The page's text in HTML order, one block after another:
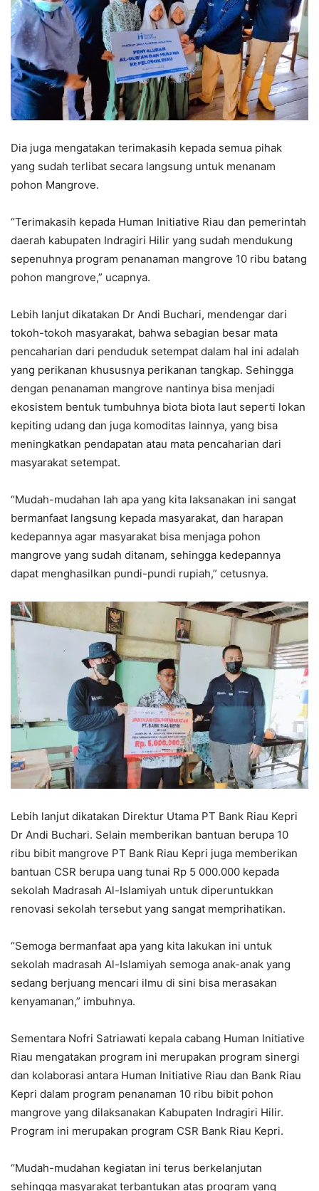
Dia juga mengatakan terimakasih kepada semua pihak
yang sudah terlibat secara langsung untuk menanam
pohon Mangrove.
“Terimakasih kepada Human Initiative Riau dan pemerintah
daerah kabupaten Indragiri Hilir yang sudah mendukung
sepenuhnya program penanaman mangrove 10 ribu batang
pohon mangrove,” ucapnya.
Lebih lanjut dikatakan Dr Andi Buchari, mendengar dari
tokoh-tokoh masyarakat, bahwa sebagian besar mata
pencaharian dari penduduk setempat dalam hal ini adalah
yang perikanan khususnya perikanan tangkap. Sehingga
dengan penanaman mangrove nantinya bisa menjadi
ekosistem bentuk tumbuhnya biota biota laut seperti lokan
kepiting udang dan juga komoditas lainnya, yang bisa
meningkatkan pendapatan atau mata pencaharian dari
masyarakat setempat.
“Mudah-mudahan lah apa yang kita laksanakan ini sangat
bermanfaat langsung kepada masyarakat, dan harapan
kedepannya agar masyarakat bisa menjaga pohon
mangrove yang sudah ditanam, sehingga kedepannya
dapat menghasilkan pundi-pundi rupiah,” cetusnya.
Lebih lanjut dikatakan Direktur Utama PT Bank Riau Kepri
Dr Andi Buchari. Selain memberikan bantuan berupa 10
ribu bibit mangrove PT Bank Riau Kepri juga memberikan
bantuan CSR berupa uang tunai Rp 5 000.000 kepada
sekolah Madrasah Al-Islamiyah untuk diperuntukkan
renovasi sekolah tersebut yang sangat memprihatikan.
“Semoga bermanfaat apa yang kita lakukan ini untuk
sekolah madrasah Al-Islamiyah semoga anak-anak yang
sedang berjuang mencari ilmu di sini bisa merasakan
kenyamanan,” imbuhnya.
Sementara Nofri Satriawati kepala cabang Human Initiative
Riau mengatakan program ini merupakan program sinergi
dan kolaborasi antara Human Initiative Riau dan Bank Riau
Kepri dalam program penanaman 10 ribu bibit pohon
mangrove yang dilaksanakan Kabupaten Indragiri Hilir.
Program ini merupakan program CSR Bank Riau Kepri.
“Mudah-mudahan kegiatan ini terus berkelanjutan
sehingga masyarakat terbantukan atas program yang